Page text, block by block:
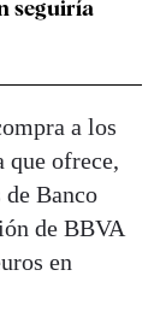
seguiría
a los
que ofrece,
Banco
de BBVA
en